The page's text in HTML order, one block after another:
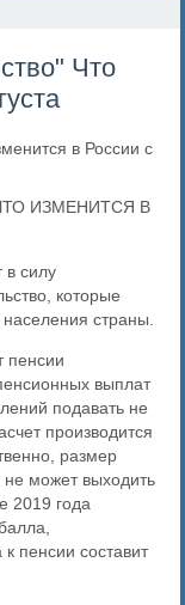
Что
ИЗМЕНИТСЯ В
в силу
которые
населения страны.
пенсии
выплат
подавать не
производится
размер
не может выходить
2019 года
пенсии составит